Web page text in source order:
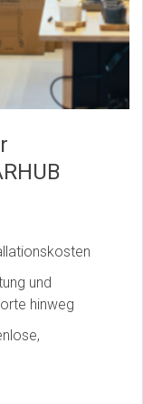
und
hinweg